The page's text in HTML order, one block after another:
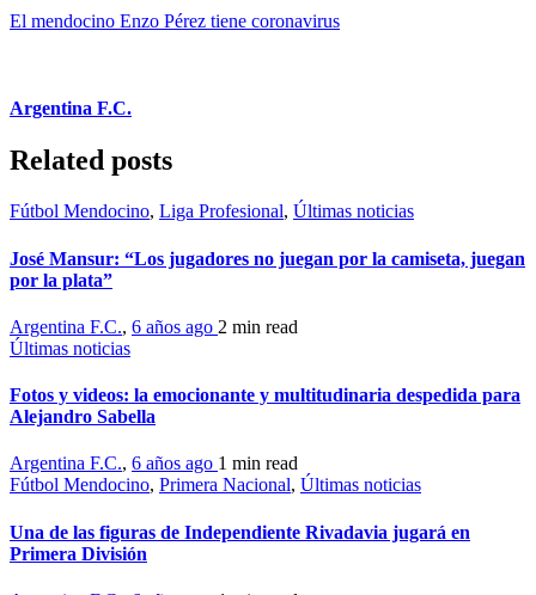
El mendocino Enzo Pérez tiene coronavirus
Argentina F.C.
Related posts
Fútbol Mendocino, Liga Profesional, Últimas noticias
José Mansur: “Los jugadores no juegan por la camiseta, juegan
por la plata”
Argentina F.C., 6 años ago 2 min read
Últimas noticias
Fotos y videos: la emocionante y multitudinaria despedida para
Alejandro Sabella
Argentina F.C., 6 años ago 1 min read
Fútbol Mendocino, Primera Nacional, Últimas noticias
Una de las figuras de Independiente Rivadavia jugará en
Primera División